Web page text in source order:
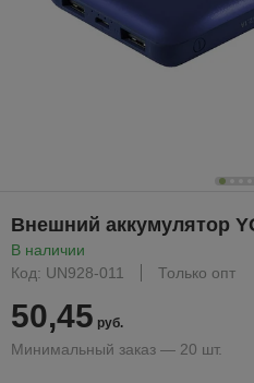
Внешний аккумулятор
В наличии
Код: UN928-011
Только опт
50,45 руб.
Минимальный заказ — 20 шт.